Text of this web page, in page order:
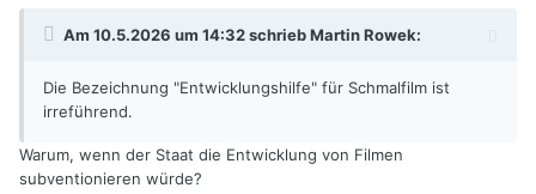
Am 10.5.2026 um 14:32 schriebMartin Rowek:
Die Bezeichnung "Entwicklungshilfe" für Schmalfilm ist
irreführend.
Warum, wenn der Staat die Entwicklung von Filmen
subventionieren würde?